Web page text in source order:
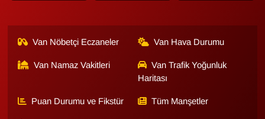
Van Nöbetçi Eczaneler Van Hava Durumu
Van Namaz Vakitleri
Van Trafik Yoğunluk
Haritası
Puan Durumu ve Fikstür Tüm Manşetler